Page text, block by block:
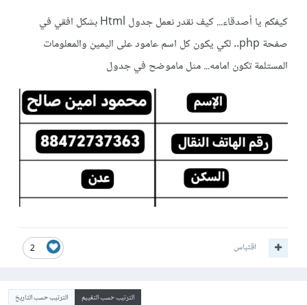
كيفكم يا أصدقاء... كيف نقدر نعمل جدول Html بشكل افقي في
صفحة php.. لكي يكون كل اسم عامود على اليمين والمعلومات
المستلمة تكون امامه... مثل ماموضح في جدول
2 اقتباس
الترتيب حسب التقييم الترتيب حسب التاريخ